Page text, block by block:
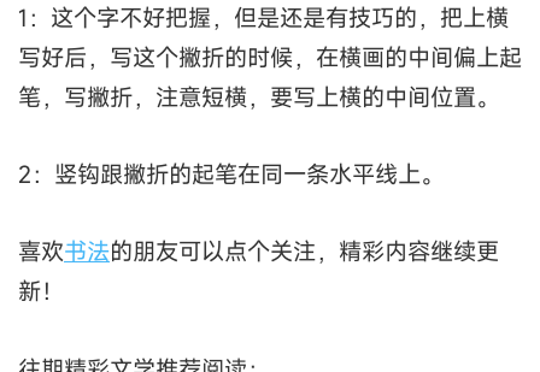
1：这个字不好把握，但是还是有技巧的，把上横
写好后，写这个撇折的时候，在横画的中间偏上起
笔，写撇折，注意短横，要写上横的中间位置。
2：竖钩跟撇折的起笔在同一条水平线上。
喜欢书法的朋友可以点个关注，精彩内容继续更
新！